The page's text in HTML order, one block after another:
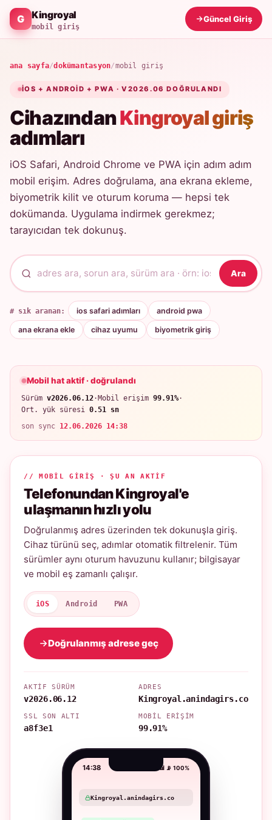
Kingroyal
mobil giriş
Güncel Giriş
ana sayfa/dokümantasyon/mobil giriş
IOS + ANDROID + PWA · V2026.06 DOĞRULANDI
CihazındanKingroyal giriş
adımları
iOS Safari, Android Chrome ve PWA için adım adım
mobil erişim. Adres doğrulama, ana ekrana ekleme,
biyometrik kilit ve oturum koruma — hepsi tek
dokümanda. Uygulama indirmek gerekmez;
tarayıcıdan tek dokunuş.
Ara
# sık aranan: ios safari adımları android pwa
ana ekrana ekle cihaz uyumu biyometrik giriş
Mobil hat aktif · doğrulandı
Sürüm v2026.06.12·Mobil erişim 99.91%·
Ort. yük süresi 0.51 sn
son sync 12.06.2026 14:38
// MOBIL GIRIŞ · ŞU AN AKTIF
Telefonundan Kingroyal'e
ulaşmanın hızlı yolu
Doğrulanmış adres üzerinden tek dokunuşla giriş.
Cihaz türünü seç, adımlar otomatik filtrelenir. Tüm
sürümler aynı oturum havuzunu kullanır; bilgisayar
ve mobil eş zamanlı çalışır.
iOS Android PWA
Doğrulanmış adrese geç
AKTIF SÜRÜM
v2026.06.12
ADRES
Kingroyal.anindagirs.co
SSL SON ALTI
a8f3e1
MOBIL ERIŞIM
99.91%
14:38 📶 📡 100%
Kingroyal.anindagirs.co